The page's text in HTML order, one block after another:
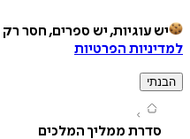
עוגיות, יש ספרים, חסר רק קפה.
הפרטיות
ממליך המלכים